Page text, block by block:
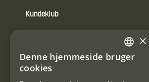
Kundeklub
E-
SWEDISH
×
Denne hjemmeside bruger
cookies